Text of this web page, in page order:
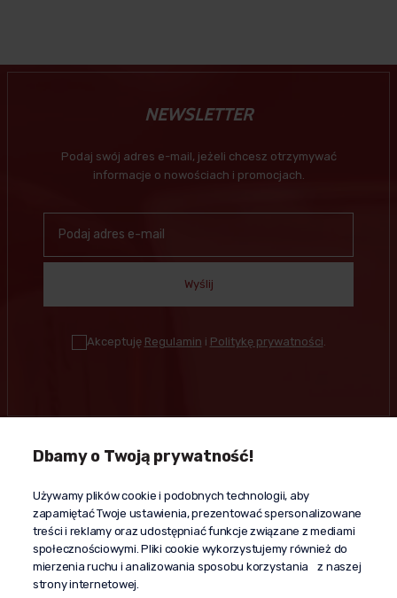
NEWSLETTER
Podaj swój adres e-mail, jeżeli chcesz otrzymywać
informacje o nowościach i promocjach.
Wyślij
Akceptuję Regulamin i Politykę prywatności
Kontakt
+48 603 610 870
kontakt@propaganda24h.pl
“Propaganda"
al. Komisji Edukacji Narodowej 51/U5
02-797 Warszawa
Dbamy o Twoją prywatność!
Używamy plików cookie i podobnych technologii, aby
zapamiętać Twoje ustawienia, prezentować spersonalizowane
treści i reklamy oraz udostępniać funkcje związane z mediami
społecznościowymi. Pliki cookie wykorzystujemy również do
mierzenia ruchu i analizowania sposobu korzystania z naszej
strony internetowej.